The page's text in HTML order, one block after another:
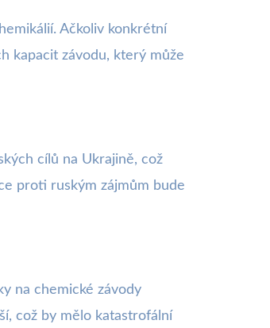
Ačkoliv konkrétní
kapacit závodu, který může
cílů na Ukrajině, což
proti ruským zájmům bude
na chemické závody
což by mělo katastrofální